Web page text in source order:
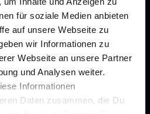
für soziale Medien anbieten
auf unsere Webseite zu
wir Informationen zu
Webseite an unsere Partner
und Analysen weiter.
Informationen
Daten zusammen, die Du